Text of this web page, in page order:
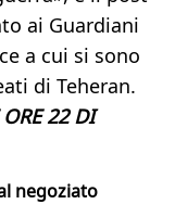
ai Guardiani
a cui si sono
di Teheran.
22 DI
negoziato